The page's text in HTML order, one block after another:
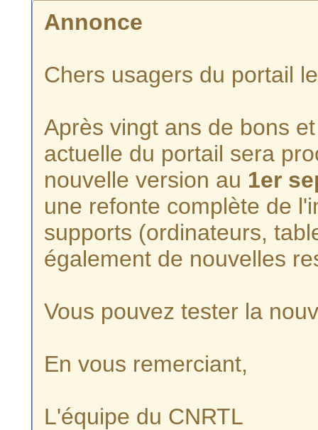
Annonce
Chers usagers du portail
Après vingt ans de bons
actuelle du portail sera
nouvelle version au 1er
une refonte complète de
supports (ordinateurs,
également de nouvelles
Vous pouvez tester la
En vous remerciant,
L'équipe du CNRTL